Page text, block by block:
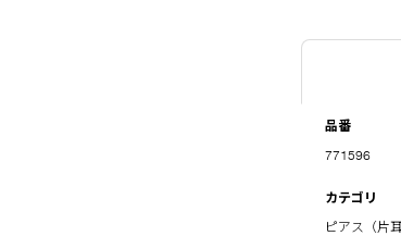
品番
771596
カテゴリ
ピアス（片耳